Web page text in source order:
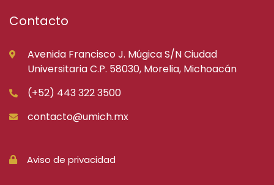
Contacto
Avenida Francisco J. Múgica S/N Ciudad
Universitaria C.P. 58030, Morelia, Michoacán
(+52) 443 322 3500
contacto@umich.mx
Aviso de privacidad